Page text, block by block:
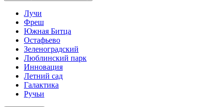
Лучи
Фреш
Южная Битца
Остафьево
Зеленоградский
Люблинский парк
Инновация
Летний сад
Галактика
Ручьи